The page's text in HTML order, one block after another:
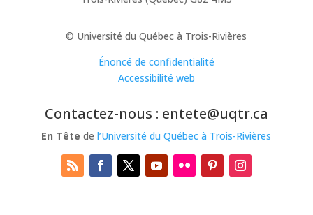
© Université du Québec à Trois-Rivières
Énoncé de confidentialité
Accessibilité web
Contactez-nous : entete@uqtr.ca
En Tête del’Université du Québec à Trois-Rivières